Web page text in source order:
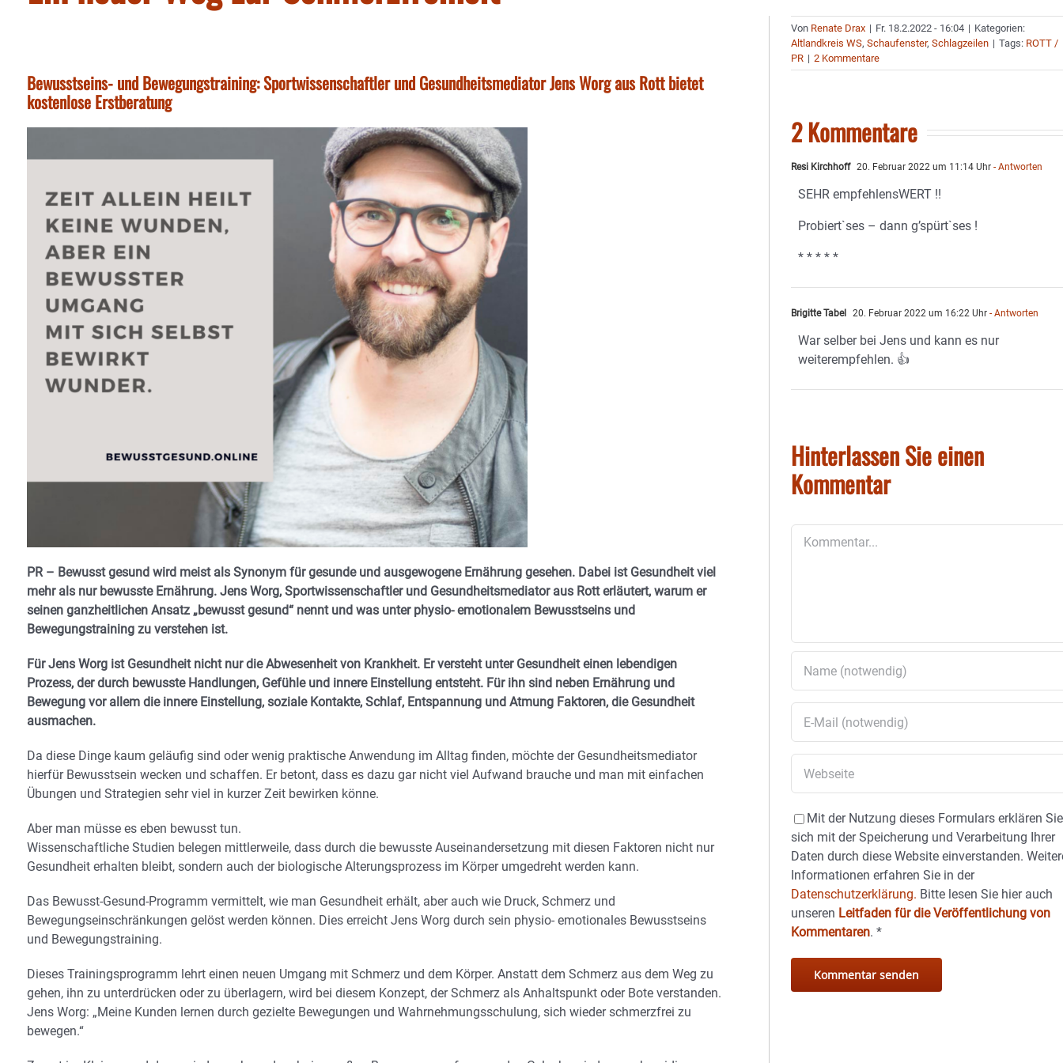
Bewusstseins- und Bewegungstraining: Sportwissenschaftler und Gesundheitsmediator Jens Worg aus Rott bietet
kostenlose Erstberatung
PR – Bewusst gesund wird meist als Synonym für gesunde und ausgewogene Ernährung gesehen. Dabei ist Gesundheit viel
mehr als nur bewusste Ernährung. Jens Worg, Sportwissenschaftler und Gesundheitsmediator aus Rott erläutert, warum er
seinen ganzheitlichen Ansatz „bewusst gesund“ nennt und was unter physio- emotionalem Bewusstseins und
Bewegungstraining zu verstehen ist.
Für Jens Worg ist Gesundheit nicht nur die Abwesenheit von Krankheit. Er versteht unter Gesundheit einen lebendigen
Prozess, der durch bewusste Handlungen, Gefühle und innere Einstellung entsteht. Für ihn sind neben Ernährung und
Bewegung vor allem die innere Einstellung, soziale Kontakte, Schlaf, Entspannung und Atmung Faktoren, die Gesundheit
ausmachen.
Da diese Dinge kaum geläufig sind oder wenig praktische Anwendung im Alltag finden, möchte der Gesundheitsmediator
hierfür Bewusstsein wecken und schaffen. Er betont, dass es dazu gar nicht viel Aufwand brauche und man mit einfachen
Übungen und Strategien sehr viel in kurzer Zeit bewirken könne.
Aber man müsse es eben bewusst tun.
Wissenschaftliche Studien belegen mittlerweile, dass durch die bewusste Auseinandersetzung mit diesen Faktoren nicht nur
Gesundheit erhalten bleibt, sondern auch der biologische Alterungsprozess im Körper umgedreht werden kann.
Das Bewusst-Gesund-Programm vermittelt, wie man Gesundheit erhält, aber auch wie Druck, Schmerz und
Bewegungseinschränkungen gelöst werden können. Dies erreicht Jens Worg durch sein physio- emotionales Bewusstseins
und Bewegungstraining.
Dieses Trainingsprogramm lehrt einen neuen Umgang mit Schmerz und dem Körper. Anstatt dem Schmerz aus dem Weg zu
gehen, ihn zu unterdrücken oder zu überlagern, wird bei diesem Konzept, der Schmerz als Anhaltspunkt oder Bote verstanden.
Jens Worg: „Meine Kunden lernen durch gezielte Bewegungen und Wahrnehmungsschulung, sich wieder schmerzfrei zu
bewegen.“
Von Renate Drax | Fr. 18.2.2022 - 16:04 | Kategorien:
Altlandkreis WS,Schaufenster,Schlagzeilen | Tags: ROTT /
PR | 2 Kommentare
2 Kommentare
Resi Kirchhoff 20. Februar 2022 um 11:14 Uhr - Antworten
SEHR empfehlensWERT !!
Probiert`ses – dann g’spürt`ses !
* * * * *
Brigitte Tabel 20. Februar 2022 um 16:22 Uhr - Antworten
War selber bei Jens und kann es nur
weiterempfehlen. 👍
Hinterlassen Sie einen
Kommentar
Mit der Nutzung dieses Formulars erklären Sie
sich mit der Speicherung und Verarbeitung Ihrer
Daten durch diese Website einverstanden.
Informationen erfahren Sie in der
Datenschutzerklärung. Bitte lesen Sie hier auch
unseren Leitfaden für die Veröffentlichung von
Kommentaren.*